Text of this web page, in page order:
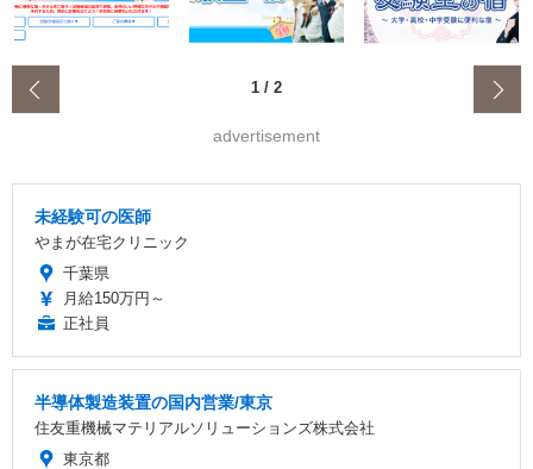
1 / 2
advertisement
未経験可の医師
やまが在宅クリニック
千葉県
月給150万円～
正社員
半導体製造装置の国内営業/東京
住友重機械マテリアルソリューションズ株式会社
東京都